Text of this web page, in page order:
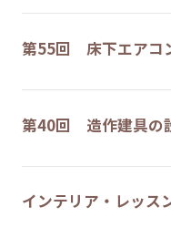
第55回 床下エアコ
第40回 造作建具の
インテリア・レッ